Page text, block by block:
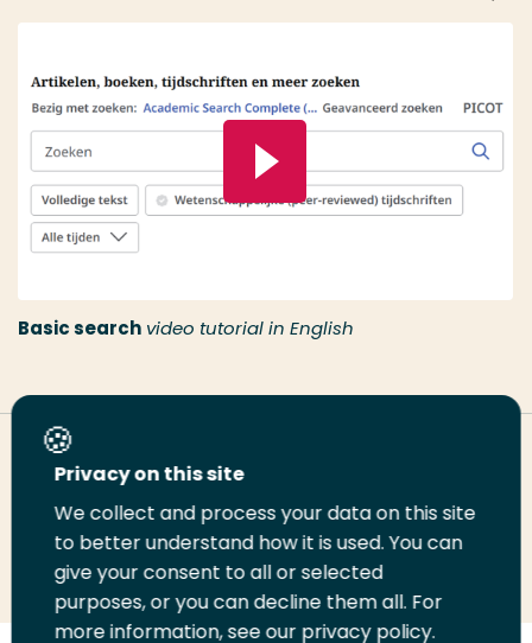
Basic search video tutorial in English
Deel deze pagina
Deel
LinkedIn
Deel
op
Twitter
Deel
op
Facebook
Email
deze
pagina
Print
deze
pagina
Privacy on this site
We collect and process your data on this site
to better understand how it is used. You can
give your consent to all or selected
purposes, or you can decline them all. For
more information, see our privacy policy.